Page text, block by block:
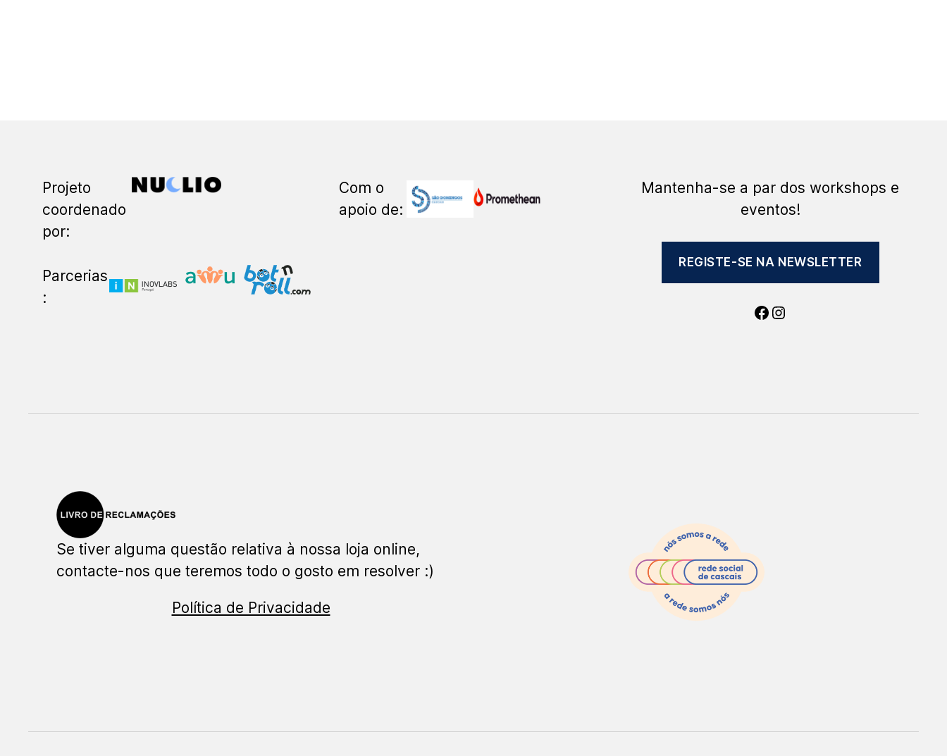
Projeto
coordenado
por:
Parcerias
:
Com o
apoio de:
Mantenha-se a par dos workshops e
eventos!
REGISTE-SE NA NEWSLETTER
Facebook
Instagram
Se tiver alguma questão relativa à nossa loja online,
contacte-nos que teremos todo o gosto em resolver :)
Política de Privacidade